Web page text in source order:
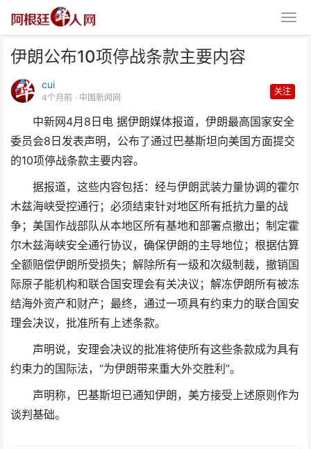
伊朗公布10项停战条款主要内容
cui
4个月前 · 中国新闻网
关注
中新网4月8日电 据伊朗媒体报道，伊朗最高国家安全
委员会8日发表声明，公布了通过巴基斯坦向美国方面提交
的10项停战条款主要内容。
据报道，这些内容包括：经与伊朗武装力量协调的霍尔
木兹海峡受控通行；必须结束针对地区所有抵抗力量的战
争；美国作战部队从本地区所有基地和部署点撤出；制定霍
尔木兹海峡安全通行协议，确保伊朗的主导地位；根据估算
全额赔偿伊朗所受损失；解除所有一级和次级制裁，撤销国
际原子能机构和联合国安理会有关决议；解冻伊朗所有被冻
结海外资产和财产；最终，通过一项具有约束力的联合国安
理会决议，批准所有上述条款。
声明说，安理会决议的批准将使所有这些条款成为具有
约束力的国际法，“为伊朗带来重大外交胜利”。
声明称，巴基斯坦已通知伊朗，美方接受上述原则作为
谈判基础。
伊朗公布10项停战条款主要内容